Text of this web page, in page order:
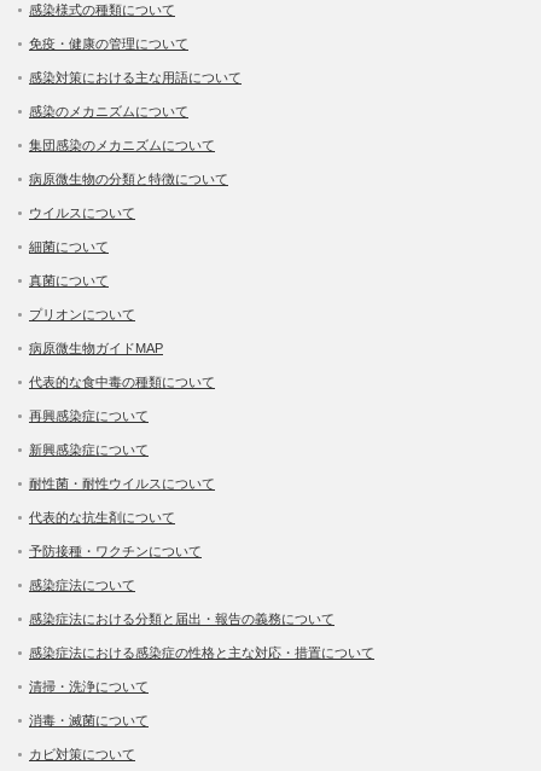
感染様式の種類について
免疫・健康の管理について
感染対策における主な用語について
感染のメカニズムについて
集団感染のメカニズムについて
病原微生物の分類と特徴について
ウイルスについて
細菌について
真菌について
プリオンについて
病原微生物ガイドMAP
代表的な食中毒の種類について
再興感染症について
新興感染症について
耐性菌・耐性ウイルスについて
代表的な抗生剤について
予防接種・ワクチンについて
感染症法について
感染症法における分類と届出・報告の義務について
感染症法における感染症の性格と主な対応・措置について
清掃・洗浄について
消毒・滅菌について
カビ対策について